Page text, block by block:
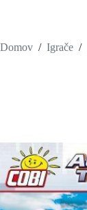
Domov / Igrače /